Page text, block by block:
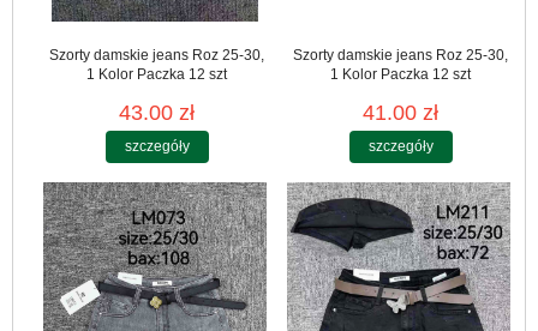
Szorty damskie jeans Roz 25-30,
1 Kolor Paczka 12 szt
43.00 zł
szczegóły
Szorty damskie jeans Roz 25-30,
1 Kolor Paczka 12 szt
41.00 zł
szczegóły